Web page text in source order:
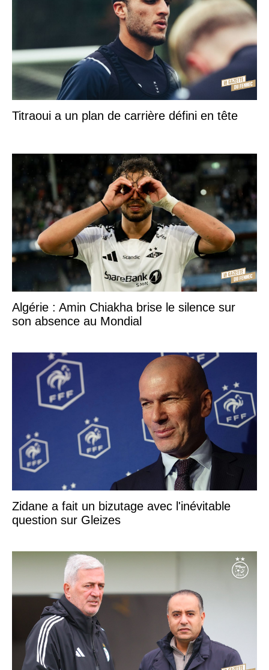
Titraoui a un plan de carrière défini en tête
Algérie : Amin Chiakha brise le silence sur
son absence au Mondial
Zidane a fait un bizutage avec l'inévitable
question sur Gleizes